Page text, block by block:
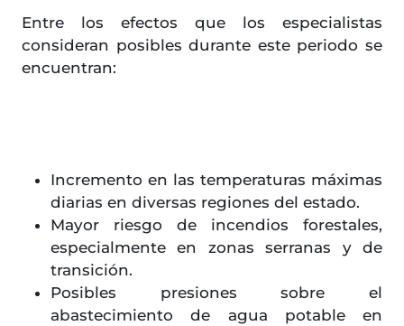
Entre los efectos que los especialistas
consideran posibles durante este periodo se
encuentran:
Incremento en las temperaturas máximas
diarias en diversas regiones del estado.
Mayor riesgo de incendios forestales,
especialmente en zonas serranas y de
transición.
Posibles presiones sobre el
abastecimiento de agua potable en